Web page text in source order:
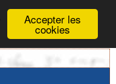
Accepter les
cookies